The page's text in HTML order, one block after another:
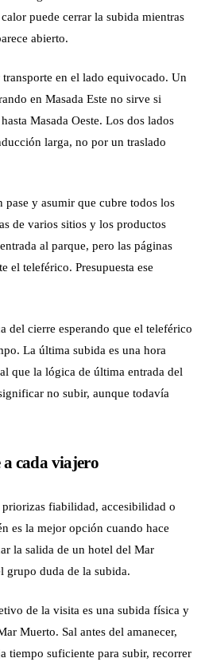
puede cerrar la subida mientras
abierto.
en el lado equivocado. Un
en Masada Este no sirve si
Masada Oeste. Los dos lados
larga, no por un traslado
pase y asumir que cubre todos los
de varios sitios y los productos
al parque, pero las páginas
el teleférico. Presupuesta ese
del cierre esperando que el teleférico
La última subida es una hora
que la lógica de última entrada del
no subir, aunque todavía
a cada viajero
fiabilidad, accesibilidad o
es la mejor opción cuando hace
la salida de un hotel del Mar
grupo duda de la subida.
de la visita es una subida física y
Muerto. Sal antes del amanecer,
tiempo suficiente para subir, recorrer